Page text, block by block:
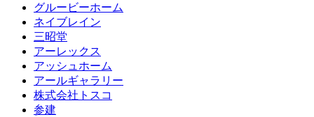
グルービーホーム
ネイブレイン
三昭堂
アーレックス
アッシュホーム
アールギャラリー
株式会社トスコ
参建